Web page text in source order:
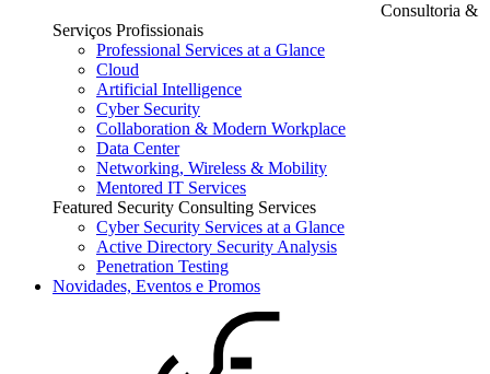
Consultoria &
Serviços Profissionais
Professional Services at a Glance
Cloud
Artificial Intelligence
Cyber Security
Collaboration & Modern Workplace
Data Center
Networking, Wireless & Mobility
Mentored IT Services
Featured Security Consulting Services
Cyber Security Services at a Glance
Active Directory Security Analysis
Penetration Testing
Novidades, Eventos e Promos